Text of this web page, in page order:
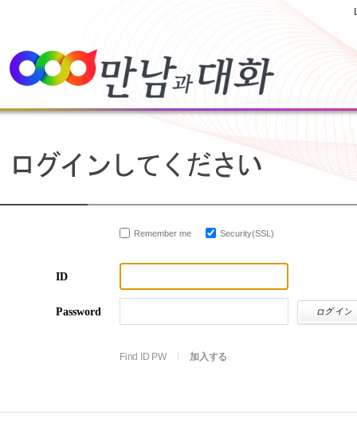
Remember me Security(SSL)
ID
Password
Find ID PW 加入する